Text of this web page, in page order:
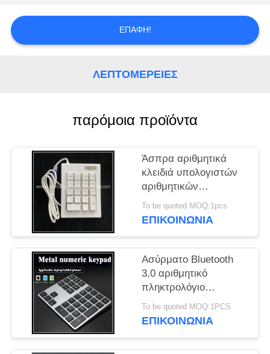
ΑΠΌΣΠΑΣΜΑ
SITEMAP
ΕΠΑΦΉ!
ΛΕΠΤΟΜΈΡΕΙΕΣ
παρόμοια προϊόντα
Άσπρα αριθμητικά
κλειδιά υπολογιστών
αριθμητικών
αριθμητικών
πληκτρολογίων
To be quoted MOQ:1pcs
ΕΠΙΚΟΙΝΩΝΊΑ
Ασύρματο Bluetooth
3,0 αριθμητικό
πληκτρολόγιο
αριθμητικών
πληκτρολογίων
To be quoted MOQ:1PCS
ΕΠΙΚΟΙΝΩΝΊΑ